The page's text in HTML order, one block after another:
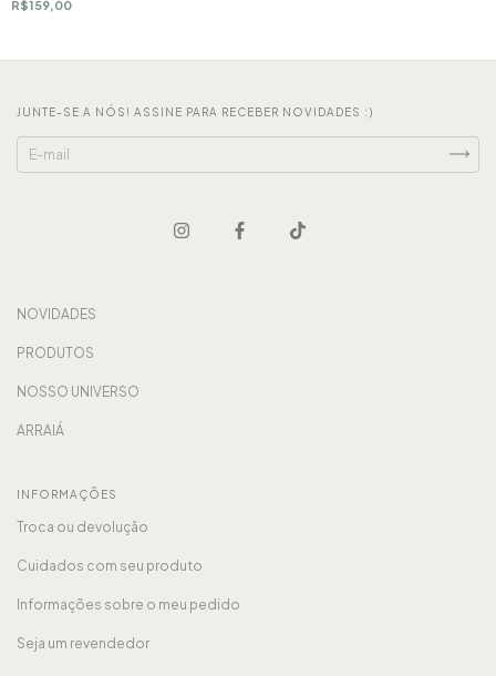
R$159,00
JUNTE-SE A NÓS! ASSINE PARA RECEBER NOVIDADES :)
NOVIDADES
PRODUTOS
NOSSO UNIVERSO
ARRAIÁ
INFORMAÇÕES
Troca ou devolução
Cuidados com seu produto
Informações sobre o meu pedido
Seja um revendedor